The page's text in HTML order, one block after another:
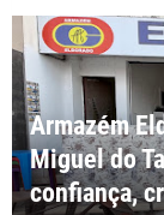
Armazém
Miguel do
confiança,